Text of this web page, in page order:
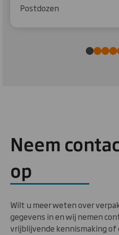
Postdozen
Neem
op
Wilt u meer weten over
gegevens in en wij nemen
vrijblijvende kennismaking